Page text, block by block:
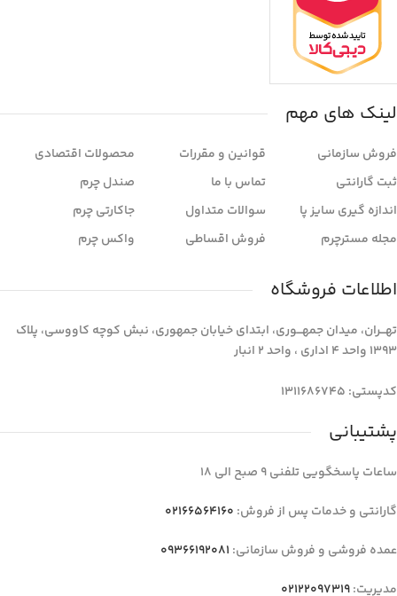
لینک های مهم
فروش سازمانی
ثبت گارانتی
اندازه گیری سایز پا
مجله مسترچرم
قوانین و مقررات
تماس با ما
سوالات متداول
فروش اقساطی
محصولات اقتصادی
صندل چرم
جاکارتی چرم
واکس چرم
اطلاعات فروشگاه
تهـــران، میدان جمهـــوری، ابتدای خیابان جمهوری، نبش کوچه کاووسی، پلاک
1393 واحد 4 اداری ، واحد 2 انبار
کدپستی: 1311686745
پشتیبانی
ساعات پاسخگویی تلفنی 9 صبح الی 18
گارانتی و خدمات پس از فروش: 02166564160
عمده فروشی و فروش سازمانی: 09366192081
مدیریت:02122097319